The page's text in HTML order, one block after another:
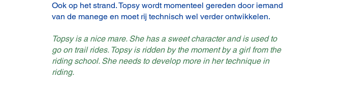
Ook op het strand. Topsy wordt momenteel gereden door iemand
van de manege en moet rij technisch wel verder ontwikkelen.
Topsy is a nice mare. She has a sweet character and is used to
go on trail rides. Topsy is ridden by the moment by a girl from the
riding school. She needs to develop more in her technique in
riding.